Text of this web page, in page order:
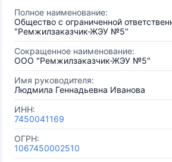
Полное наименование:
Общество с ограниченной
"Ремжилзаказчик-ЖЭУ №5"
Сокращенное наименование:
ООО "Ремжилзаказчик-ЖЭУ №5"
Имя руководителя:
Людмила Геннадьевна Иванова
ИНН:
7450041169
ОГРН:
1067450002510